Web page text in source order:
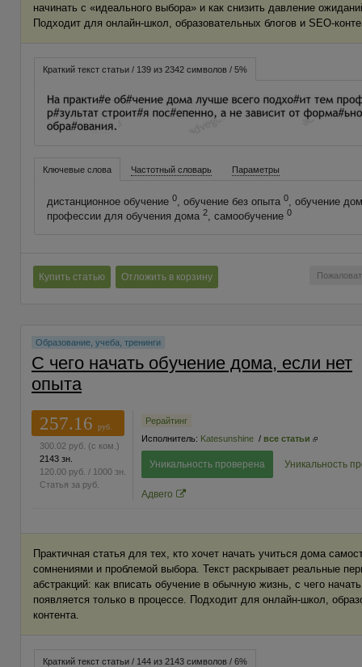
начинать с «идеального выбора» и как снизить давление
Подходит для онлайн-школ, образовательных блогов и SEO-
Краткий текст статьи / 139 из 2342 символов / 5%
Ключевые слова Частотный словарь Параметры
дистанционное обучение 0, обучение без опыта 0, обучение
профессии для обучения дома 2, самообучение 0
Купить статью Отложить в корзину
Образование, учеба, тренинги
С чего начать обучение дома, если нет
опыта
257.16
руб.
300.02 руб. (с ком.)
2143 зн.
120.00 руб. / 1000 зн.
Статья за руб.
Рерайтинг
Исполнитель: Katesunshine / все статьи
Уникальность проверена Уникальность
Адвего
Практичная статья для тех, кто хочет начать учиться дома
сомнениями и проблемой выбора. Текст раскрывает реальные
абстракций: как вписать обучение в обычную жизнь, с чего
появляется только в процессе. Подходит для онлайн-школ,
контента.
Краткий текст статьи / 144 из 2143 символов / 6%